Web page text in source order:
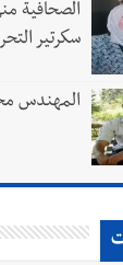
منذ عام 2023: أيُعقل أن يبقى الشعب
الصحافية
سكرتير
المهندس